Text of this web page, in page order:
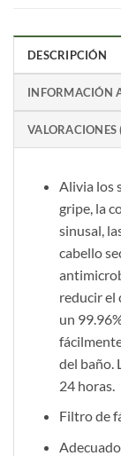
DESCRIPCIÓN
INFORMACIÓN
VALORACIONES
Alivia los
gripe, la
sinusal,
cabello
reducir el
un
del baño.
24 horas.
Filtro de